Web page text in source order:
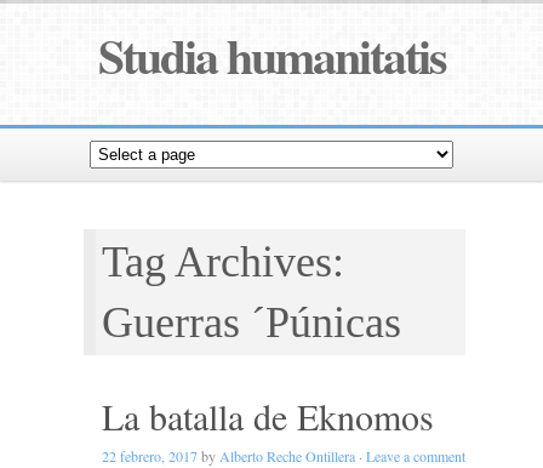
Studia humanitatis
Tag Archives:
Guerras ´Púnicas
La batalla de Eknomos
22 febrero, 2017by Alberto Reche Ontillera · Leave a comment